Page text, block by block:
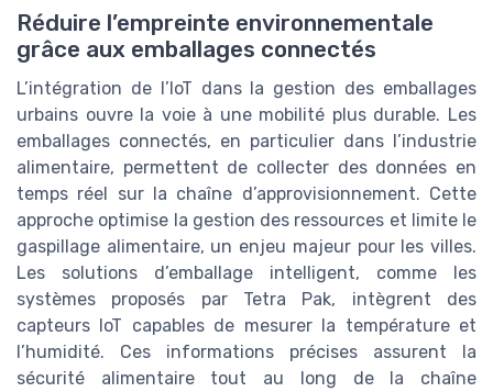
Réduire l’empreinte environnementale
grâce aux emballages connectés
L’intégration de l’IoT dans la gestion des emballages
urbains ouvre la voie à une mobilité plus durable. Les
emballages connectés, en particulier dans l’industrie
alimentaire, permettent de collecter des données en
temps réel sur la chaîne d’approvisionnement. Cette
approche optimise la gestion des ressources et limite le
gaspillage alimentaire, un enjeu majeur pour les villes.
Les solutions d’emballage intelligent, comme les
systèmes proposés par Tetra Pak, intègrent des
capteurs IoT capables de mesurer la température et
l’humidité. Ces informations précises assurent la
sécurité alimentaire tout au long de la chaîne